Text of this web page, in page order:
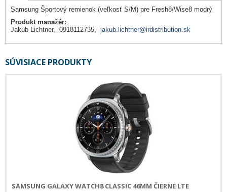
Samsung Športový remienok (veľkosť S/M) pre Fresh8/Wise8 modrý
Produkt manažér:
Jakub Lichtner, 0918112735, jakub.lichtner@irdistribution.sk
SÚVISIACE PRODUKTY
SAMSUNG GALAXY WATCH8 CLASSIC 46MM ČIERNE LTE